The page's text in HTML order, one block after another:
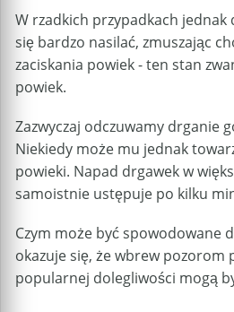
W rzadkich przypadkach
się bardzo nasilać, zmuszając
zaciskania powiek - ten stan
powiek.
Zazwyczaj odczuwamy drganie
Niekiedy może mu jednak
powieki. Napad drgawek w
samoistnie ustępuje po kilku
Czym może być spowodowane
okazuje się, że wbrew pozorom
popularnej dolegliwości mogą